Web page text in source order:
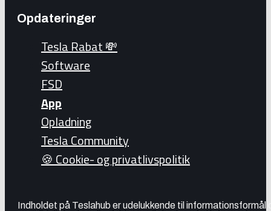
Opdateringer
Tesla Rabat 💸
Software
FSD
App
Opladning
Tesla Community
🍪 Cookie- og privatlivspolitik
Indholdet på Teslahub er udelukkende til